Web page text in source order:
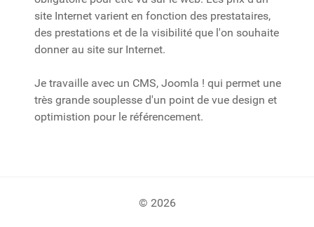
site Internet varient en fonction des prestataires,
des prestations et de la visibilité que l'on souhaite
donner au site sur Internet.
Je travaille avec un CMS, Joomla ! qui permet une
très grande souplesse d'un point de vue design et
optimistion pour le référencement.
© 2026